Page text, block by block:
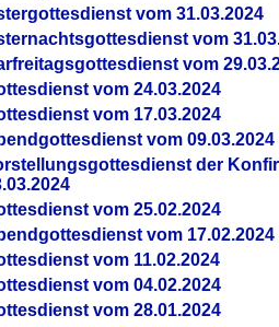
vom 31.03.2024
vom
vom
vom 24.03.2024
vom 17.03.2024
vom 09.03.2024
der
vom 25.02.2024
vom 17.02.2024
vom 11.02.2024
vom 04.02.2024
vom 28.01.2024